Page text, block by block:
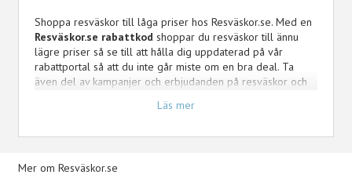
Shoppa resväskor till låga priser hos Resväskor.se. Med en
Resväskor.se rabattkod shoppar du resväskor till ännu
lägre priser så se till att hålla dig uppdaterad på vår
rabattportal så att du inte går miste om en bra deal. Ta
även del av kampanjer och erbjudanden på resväskor och
och stora resväskor, till väskset, resväskor för barn,
som Delsey, Samsonite, Airbox, American Tourister, Bric's,
Läs mer
Mer om Resväskor.se